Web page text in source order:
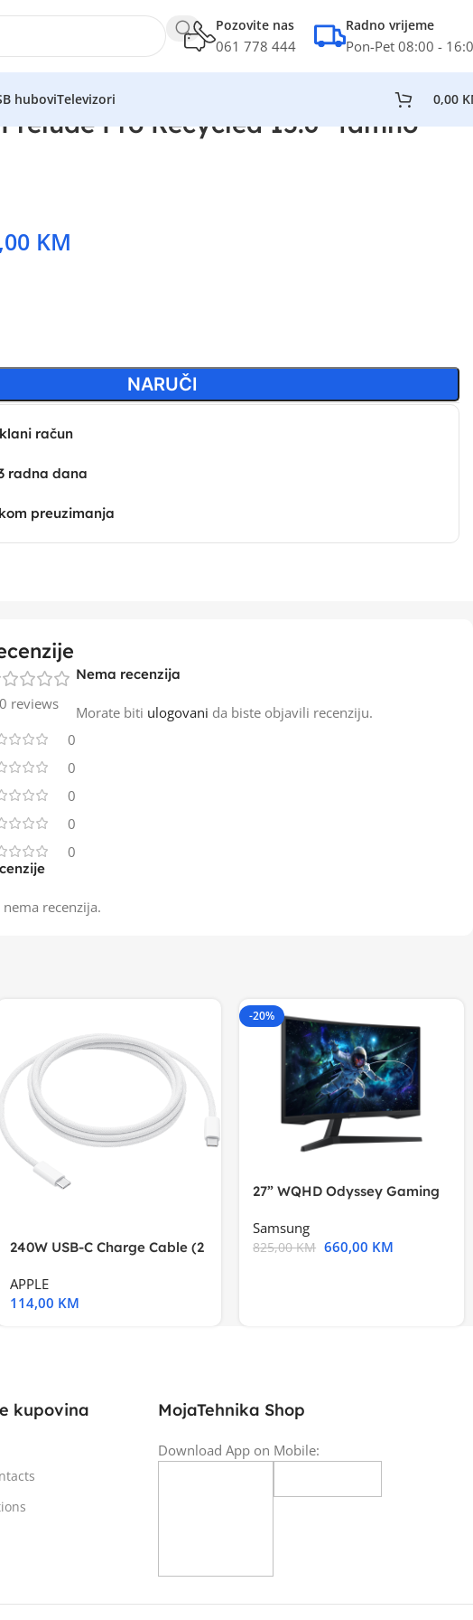
Pozovite nas
061 778 444
Radno vrijeme
Pon-Pet 08:00 -
huboviTelevizori 0,00
Pro Recycled 15.6” tamno
KM
NARUČI
račun
radna dana
preuzimanja
0 reviews
0
0
0
0
0
nema recenzija.
Nema recenzija
Morate biti ulogovani da biste objavili recenziju.
240W USB-C Charge Cable (2
APPLE
114,00 KM
-20%
27” WQHD Odyssey Gaming
Samsung
825,00KM 660,00 KM
kupovina MojaTehnika Shop
Download App on Mobile: